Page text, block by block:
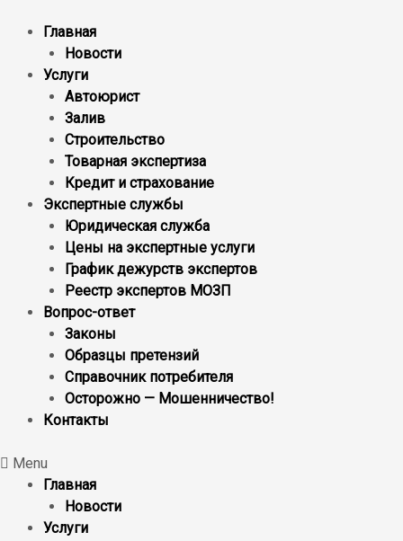
Главная
Новости
Услуги
Автоюрист
Залив
Строительство
Товарная экспертиза
Кредит и страхование
Экспертные службы
Юридическая служба
Цены на экспертные услуги
График дежурств экспертов
Реестр экcпертов МОЗП
Вопрос-ответ
Законы
Образцы претензий
Справочник потребителя
Осторожно — Мошенничество!
Контакты
Menu
Главная
Новости
Услуги